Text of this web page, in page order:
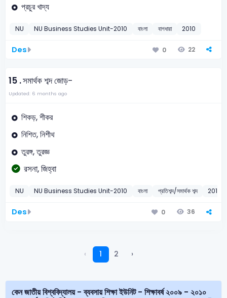
প্রচুর খাদ্য
NU NU Business Studies Unit-2010 বাংলা বাগধারা 2010
Des 0 22
15 .সমার্থক শব্দ জোড়-
Updated: 6 months ago
শিকড়, শীকর
নিশিত, নিশীথ
তুরঙ্গ, তুরজ্ঞ
রসনা, জিহ্বা
NU NU Business Studies Unit-2010 বাংলা প্রতিশব্দ/সমার্থক শব্দ 2010
Des 0 36
‹ 1 2 ›
কেন জাতীয় বিশ্ববিদ্যালয় - ব্যবসায় শিক্ষা ইউনিট - শিক্ষাবর্ষ ২০০৯ - ২০১০